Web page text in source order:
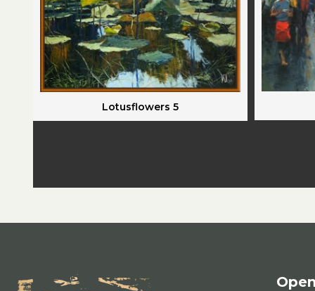
Lotusflowers 5